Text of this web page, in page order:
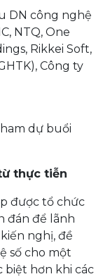
DN công nghệ
NTQ, One
Rikkei Soft,
Công ty
dự buổi
thực tiễn
được tổ chức
đán để lãnh
nghị, đề
số cho một
biệt hơn khi các